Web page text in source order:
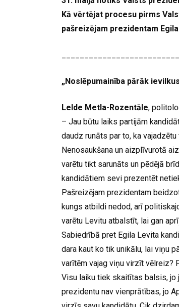
Kā vērtējat procesu pirms
pašreizējam prezidentam
„Noslēpumainība pārāk
Lelde Metla-Rozentāle,
– Jau būtu laiks partijām
daudz runāts par to, ka
Nenosaukšana un aizplīvurotā
varētu tikt sarunāts un pēdējā
kandidātiem sevi prezentēt
Pašreizējam prezidentam
kungs atbildi nedod, arī
varētu Levitu atbalstīt, lai gan
Sabiedrībā pret Egila Levita
dara kaut ko tik unikālu, lai viņu
varītēm vajag viņu virzīt vēlreiz?
Visu laiku tiek skaitītas balsis, jo
prezidentu nav vienprātības, jo